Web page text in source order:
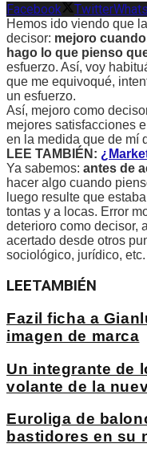
Facebook Twitter
Hemos ido viendo que
decisor: mejoro
hago lo que pienso
esfuerzo. Así, voy
que me equivoqué,
un esfuerzo.
Así, mejoro como
mejores satisfacciones
en la medida que de mí
LEE TAMBIÉN:
Ya sabemos: antes de
hacer algo cuando
luego resulte que
tontas y a locas. Error
deterioro como decisor,
acertado desde otros
sociológico, jurídico, etc.
LEETAMBIÉN
Fazil ficha a
imagen de marca
Un integrante de
volante de la
Euroliga de
bastidores en su